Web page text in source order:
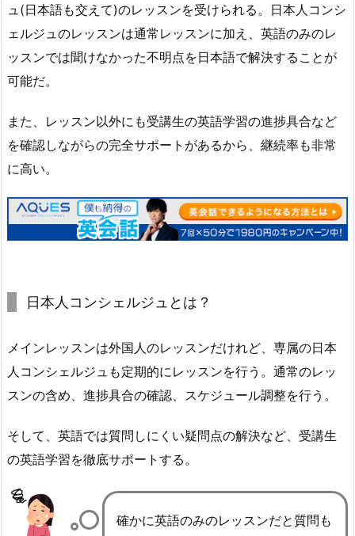
ュ(日本語も交えて)のレッスンを受けられる。日本人コンシ
ェルジュのレッスンは通常レッスンに加え、英語のみのレ
ッスンでは聞けなかった不明点を日本語で解決することが
可能だ。
また、レッスン以外にも受講生の英語学習の進捗具合など
を確認しながらの完全サポートがあるから、継続率も非常
に高い。
日本人コンシェルジュとは？
メインレッスンは外国人のレッスンだけれど、専属の日本
人コンシェルジュも定期的にレッスンを行う。通常のレッ
スンの含め、進捗具合の確認、スケジュール調整を行う。
そして、英語では質問しにくい疑問点の解決など、受講生
の英語学習を徹底サポートする。
確かに英語のみのレッスンだと質問も